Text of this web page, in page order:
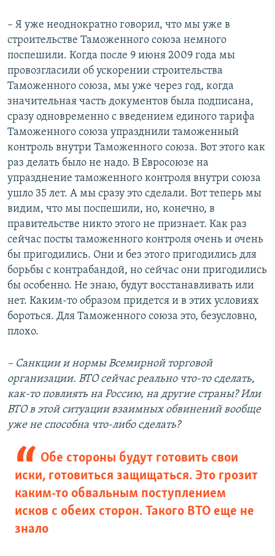
– Я уже неоднократно говорил, что мы уже в
строительстве Таможенного союза немного
поспешили. Когда после 9 июня 2009 года мы
провозгласили об ускорении строительства
Таможенного союза, мы уже через год, когда
значительная часть документов была подписана,
сразу одновременно с введением единого тарифа
Таможенного союза упразднили таможенный
контроль внутри Таможенного союза. Вот этого как
раз делать было не надо. В Евросоюзе на
упразднение таможенного контроля внутри союза
ушло 35 лет. А мы сразу это сделали. Вот теперь мы
видим, что мы поспешили, но, конечно, в
правительстве никто этого не признает. Как раз
сейчас посты таможенного контроля очень и очень
бы пригодились. Они и без этого пригодились для
борьбы с контрабандой, но сейчас они пригодились
бы особенно. Не знаю, будут восстанавливать или
нет. Каким-то образом придется и в этих условиях
бороться. Для Таможенного союза это, безусловно,
плохо.
– Санкции и нормы Всемирной торговой
организации. ВТО сейчас реально что-то сделать,
как-то повлиять на Россию, на другие страны? Или
ВТО в этой ситуации взаимных обвинений вообще
уже не способна что-либо сделать?
Обе стороны будут готовить свои
иски, готовиться защищаться. Это грозит
каким-то обвальным поступлением
исков с обеих сторон. Такого ВТО еще не
знало